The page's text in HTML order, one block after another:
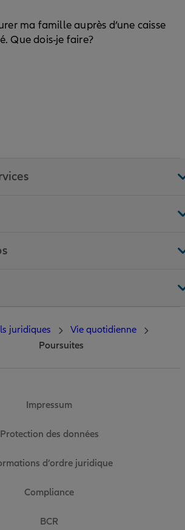
ma famille auprès d’une caisse
Que dois-je faire?
Impressum
Protection des données
d’ordre juridique
Compliance
BCR
juridiques
Vie quotidienne
Poursuites